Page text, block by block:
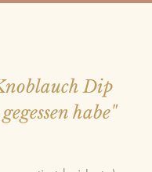
Dip
habe"